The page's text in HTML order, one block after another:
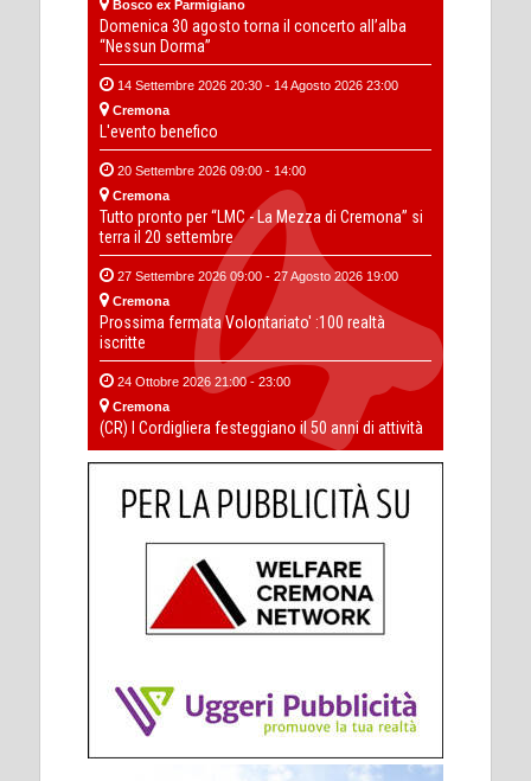
Bosco ex Parmigiano
Domenica 30 agosto torna il concerto all’alba
“Nessun Dorma”
14 Settembre 2026 20:30 - 14 Agosto 2026 23:00
Cremona
L'evento benefico
20 Settembre 2026 09:00 - 14:00
Cremona
Tutto pronto per “LMC - La Mezza di Cremona” si
terra il 20 settembre
27 Settembre 2026 09:00 - 27 Agosto 2026 19:00
Cremona
Prossima fermata Volontariato' :100 realtà
iscritte
24 Ottobre 2026 21:00 - 23:00
Cremona
(CR) I Cordigliera festeggiano il 50 anni di attività